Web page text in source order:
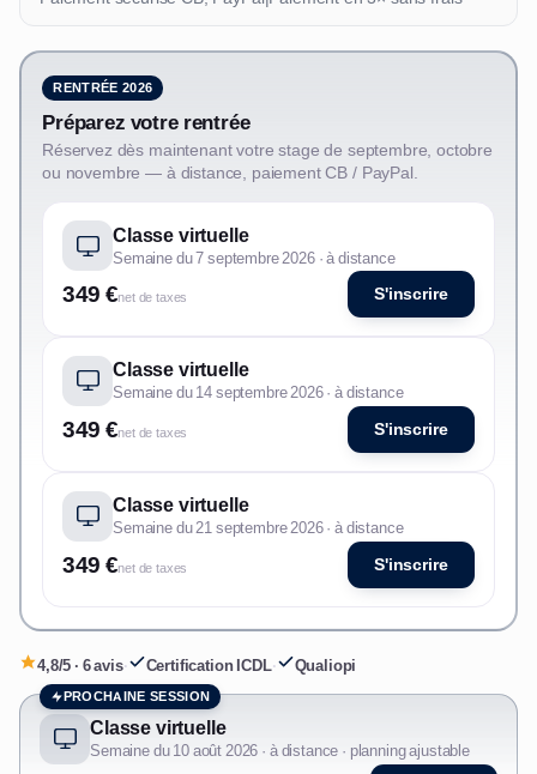
RENTRÉE 2026
Préparez votre rentrée
Réservez dès maintenant votre stage de septembre, octobre
ou novembre — à distance, paiement CB / PayPal.
Classe virtuelle
Semaine du 7 septembre 2026 · à distance
349 €net de taxes S'inscrire
Classe virtuelle
Semaine du 14 septembre 2026 · à distance
349 €net de taxes S'inscrire
Classe virtuelle
Semaine du 21 septembre 2026 · à distance
349 €net de taxes S'inscrire
4,8/5 · 6 avis· Certification ICDL· Qualiopi
PROCHAINE SESSION
Classe virtuelle
Semaine du 10 août 2026 · à distance · planning ajustable